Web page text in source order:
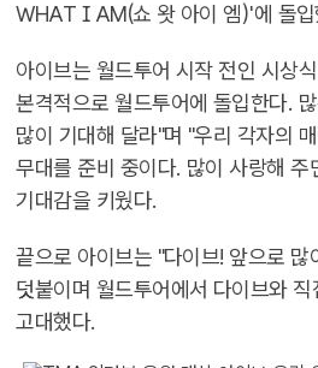
WHAT I AM(쇼 왓 아이 엠)'에 돌입
아이브는 월드투어 시작 전인 시상
본격적으로 월드투어에 돌입한다.
많이 기대해 달라"며 "우리 각자의
무대를 준비 중이다. 많이 사랑해 주
기대감을 키웠다.
끝으로 아이브는 "다이브! 앞으로 많
덧붙이며 월드투어에서 다이브와
고대했다.